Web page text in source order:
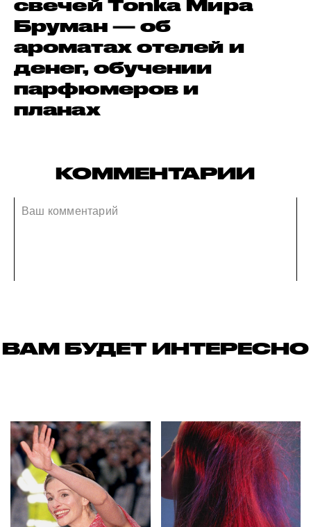
свечей Tonka Мира
Бруман — об
ароматах отелей и
денег, обучении
парфюмеров и
планах
КОММЕНТАРИИ
ВАМ БУДЕТ ИНТЕРЕСНО